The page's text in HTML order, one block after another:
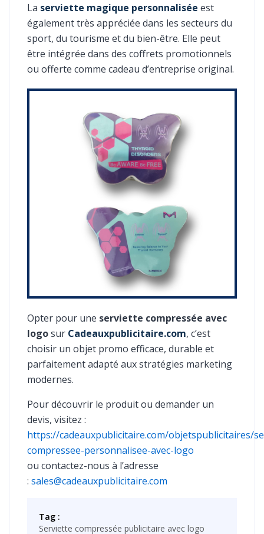
La serviette magique personnalisée est
également très appréciée dans les secteurs du
sport, du tourisme et du bien-être. Elle peut
être intégrée dans des coffrets promotionnels
ou offerte comme cadeau d’entreprise original.
Opter pour une serviette compressée avec
logosur Cadeauxpublicitaire.com, c’est
choisir un objet promo efficace, durable et
parfaitement adapté aux stratégies marketing
modernes.
Pour découvrir le produit ou demander un
devis, visitez :
https://cadeauxpublicitaire.com/objetspublicitaires/
compressee-personnalisee-avec-logo
ou contactez-nous à l’adresse
: sales@cadeauxpublicitaire.com
Tag :
Serviette compressée publicitaire avec logo